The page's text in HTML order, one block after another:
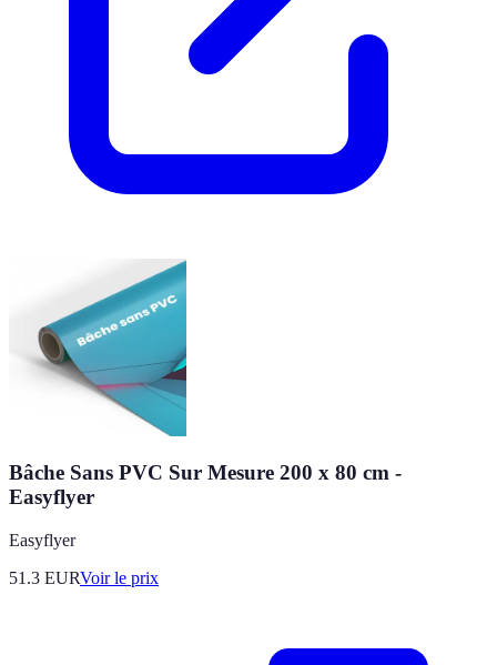
Bâche Sans PVC Sur Mesure 200 x 80 cm -
Easyflyer
Easyflyer
51.3 EURVoir le prix